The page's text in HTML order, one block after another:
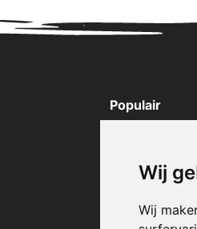
Wij
Wij
Populair
New Balance
Puma